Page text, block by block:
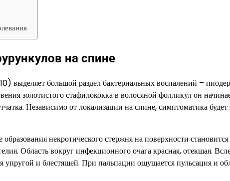
на спине
выделяет большой раздел бактериальных воспалений –
золотистого стафилококка в волосяной фолликул он
Независимо от локализации на спине, симптоматика
некротического стержня на поверхности
Область вокруг инфекционного очага красная, отекшая.
и блестящей. При пальпации ощущается пульсация и